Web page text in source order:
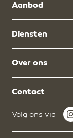
Aanbod
Diensten
Over ons
Contact
Volg ons via